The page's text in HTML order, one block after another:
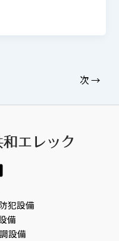
次→
犯設備
備
設備